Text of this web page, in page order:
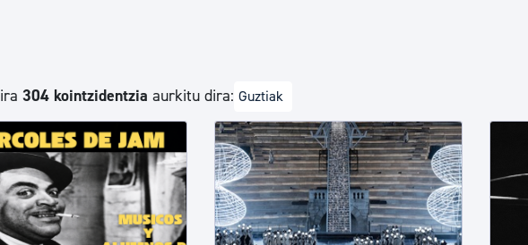
Berdintasuna, Giza Eskubideak eta bizikidetza
Kultura
Turismoa
304 kointzidentzia aurkitu dira: Guztiak